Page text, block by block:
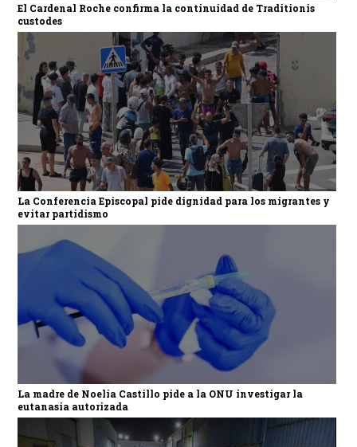
El Cardenal Roche confirma la continuidad de Traditionis
custodes
La Conferencia Episcopal pide dignidad para los migrantes y
evitar partidismo
La madre de Noelia Castillo pide a la ONU investigar la
eutanasia autorizada